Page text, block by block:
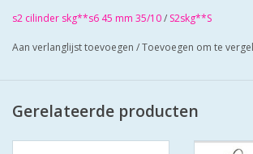
geleverd met 3 sleuteLs.
Cilinders hebben
Bescherm u cilinder met
s2 cilinder skg**s6 45 mm 35/10/ S2skg**S
Aan verlanglijst toevoegen /Toevoegen om te
Gerelateerde producten